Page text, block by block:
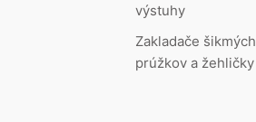
výstuhy
Zakladače šikmých
prúžkov a žehličky